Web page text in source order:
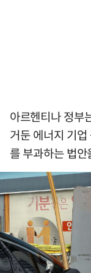
아르헨티나 정부
거둔 에너지 기
를 부과하는 법